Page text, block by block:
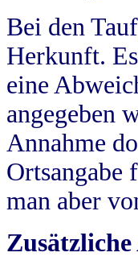
Bei den
Herkunft.
eine
angegeben
Annahme
Ortsangabe
man aber